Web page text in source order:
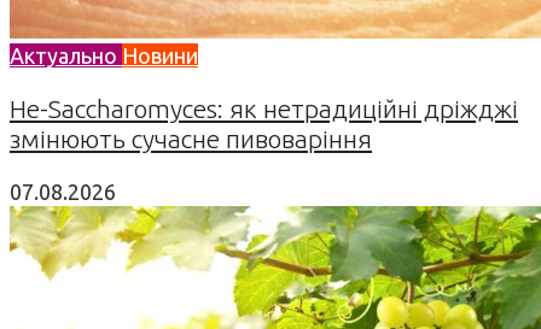
Актуально Новини
Не-Saccharomyces: як нетрадиційні дріжджі
змінюють сучасне пивоваріння
07.08.2026